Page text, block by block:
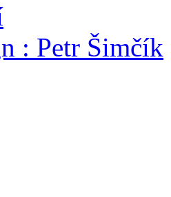
: Petr Šimčík